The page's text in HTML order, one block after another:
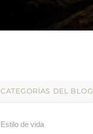
CATEGORÍAS DEL BLOG
Estilo de vida